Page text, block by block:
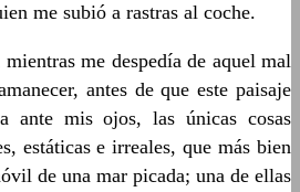
me subió a rastras al coche.
me despedía de aquel mal
antes de que este paisaje
ante mis ojos, las únicas cosas
estáticas e irreales, que más bien
de una mar picada; una de ellas